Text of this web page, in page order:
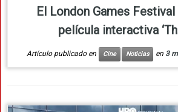
El London Games
película interactiva
Artículo publicado en Cine Noticias en 3